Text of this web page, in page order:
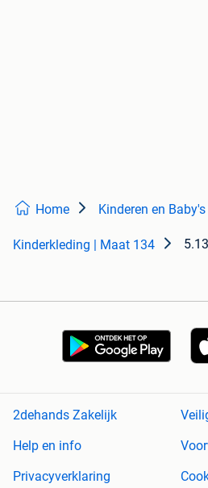
Home Kinderen en Baby's
Kinderkleding | Maat 134
2dehands Zakelijk
Help en info
Privacyverklaring